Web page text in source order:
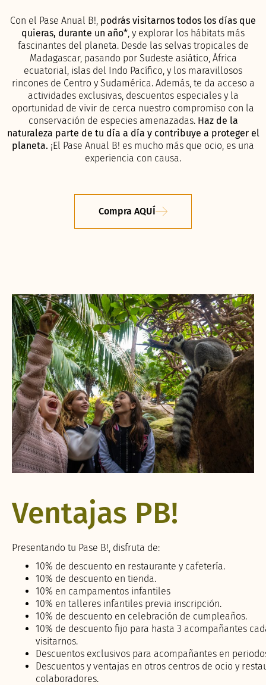
Con el Pase Anual B!, podrás visitarnos todos los días que
quieras, durante un año* , y explorar los hábitats más
fascinantes del planeta. Desde las selvas tropicales de
Madagascar, pasando por Sudeste asiático, África
ecuatorial, islas del Indo Pacífico, y los maravillosos
rincones de Centro y Sudamérica. Además, te da acceso a
actividades exclusivas, descuentos especiales y la
oportunidad de vivir de cerca nuestro compromiso con la
conservación de especies amenazadas. Haz de la
naturaleza parte de tu día a día y contribuye a proteger el
planeta. ¡El Pase Anual B! es mucho más que ocio, es una
experiencia con causa.
Compra AQUÍ
Ventajas PB!
Presentando tu Pase B!, disfruta de:
10% de descuento en restaurante y cafetería.
10% de descuento en tienda.
10% en campamentos infantiles
10% en talleres infantiles previa inscripción.
10% de descuento en celebración de cumpleaños.
10% de descuento fijo para hasta 3 acompañantes
visitarnos.
Descuentos exclusivos para acompañantes en
Descuentos y ventajas en otros centros de ocio y
colaboradores.